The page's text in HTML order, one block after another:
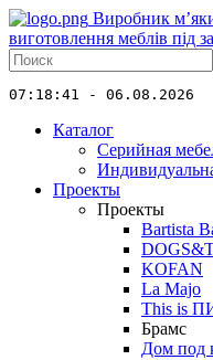
Виробник
виготовлення меблів під
07:18:41 - 06.08.2026
Каталог
Серийная
Проекты
Проекты
Bartista
KOFAN
La Majo
This is
Брамс
Дом под